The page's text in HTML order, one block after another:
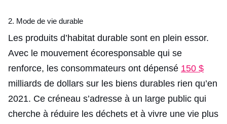
2. Mode de vie durable
Les produits d’habitat durable sont en plein essor.
Avec le mouvement écoresponsable qui se
renforce, les consommateurs ont dépensé 150 $
milliards de dollars sur les biens durables rien qu’en
2021. Ce créneau s’adresse à un large public qui
cherche à réduire les déchets et à vivre une vie plus